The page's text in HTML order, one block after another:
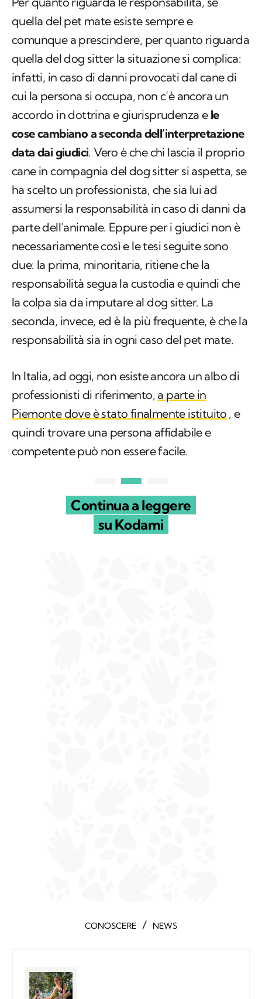
quella del pet mate esiste sempre e
comunque a prescindere, per quanto riguarda
quella del dog sitter la situazione si complica:
infatti, in caso di danni provocati dal cane di
cui la persona si occupa, non c’è ancora un
accordo in dottrina e giurisprudenza e le
cosecambiano a seconda dell’interpretazione
data dai giudici. Vero è che chi lascia il proprio
cane in compagnia del dog sitter si aspetta, se
ha scelto un professionista, che sia lui ad
assumersi la responsabilità in caso di danni da
parte dell’animale. Eppure per i giudici non è
necessariamente così e le tesi seguite sono
due: la prima, minoritaria, ritiene che la
responsabilità segua la custodia e quindi che
la colpa sia da imputare al dog sitter. La
seconda, invece, ed è la più frequente, è che la
responsabilità sia in ogni caso del pet mate.
In Italia, ad oggi, non esiste ancora un albo di
professionisti di riferimento, a parte in
Piemonte dove è stato finalmente istituito , e
quindi trovare una persona affidabile e
competente può non essere facile.
Continua a leggere
su Kodami
CONOSCERE / NEWS